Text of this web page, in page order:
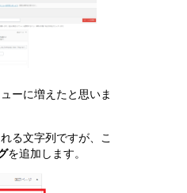
ーに増えたと思いま
る文字列ですが、こ
を追加します。